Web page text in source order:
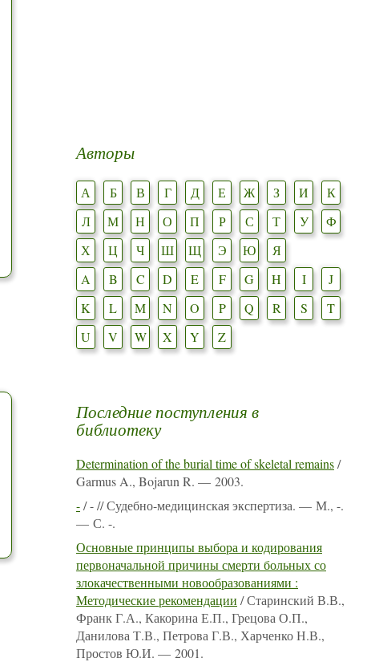
Авторы
А Б В Г Д Е Ж З И
К
Л
М Н О П Р С Т У
Ф
Х
Ц Ч Ш Щ Э Ю
Я
A
B C D E F G H I
J
K
L M N O P Q R S
T
U
V W X Y Z
Последние поступления в
библиотеку
Determination of the burial time of skeletal remains/
Garmus A., Bojarun R. — 2003.
-/ - // Судебно-медицинская экспертиза. — М., -.
— С. -.
Основные принципы выбора и кодирования
первоначальной причины смерти больных со
злокачественными новообразованиями :
Методические рекомендации / Старинский В.В.,
Франк Г.А., Какорина Е.П., Грецова О.П.,
Данилова Т.В., Петрова Г.В., Харченко Н.В.,
Простов Ю.И. — 2001.